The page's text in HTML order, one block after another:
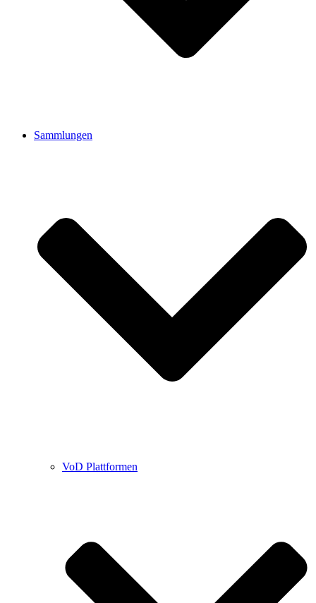
Sammlungen
VoD Plattformen